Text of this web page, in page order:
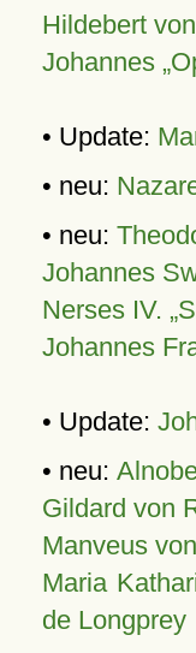
Hildebert
Johannes
• Update:
• neu:
• neu:
Johannes
Nerses IV.
Johannes
• Update:
• neu:
Gildard von
Manveus
Maria
de Longprey